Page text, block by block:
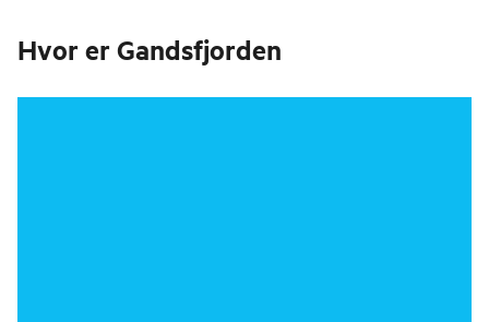
Hvor er Gandsfjorden